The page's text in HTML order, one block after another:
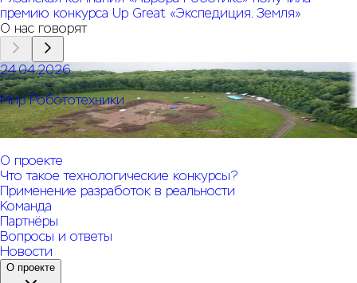
премию конкурса Up Great «Экспедиция. Земля»
О нас говорят
24.04.2026
·
Мир Робототехники
Фонд НТИ: нейросети способны ускорить
археологические раскопки и исследования в десятки раз
О проекте
Что такое технологические конкурсы?
Применение разработок в реальности
Команда
Партнёры
Вопросы и ответы
Новости
О проекте